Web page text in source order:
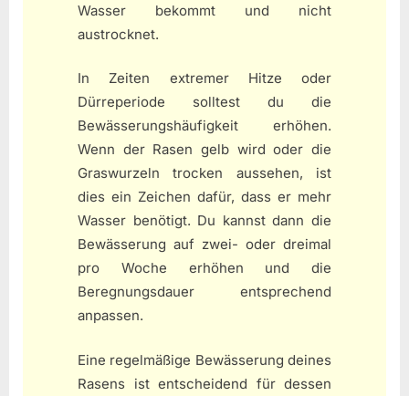
Wasser bekommt und nicht
austrocknet.
In Zeiten extremer Hitze oder
Dürreperiode solltest du die
Bewässerungshäufigkeit erhöhen.
Wenn der Rasen gelb wird oder die
Graswurzeln trocken aussehen, ist
dies ein Zeichen dafür, dass er mehr
Wasser benötigt. Du kannst dann die
Bewässerung auf zwei- oder dreimal
pro Woche erhöhen und die
Beregnungsdauer entsprechend
anpassen.
Eine regelmäßige Bewässerung deines
Rasens ist entscheidend für dessen